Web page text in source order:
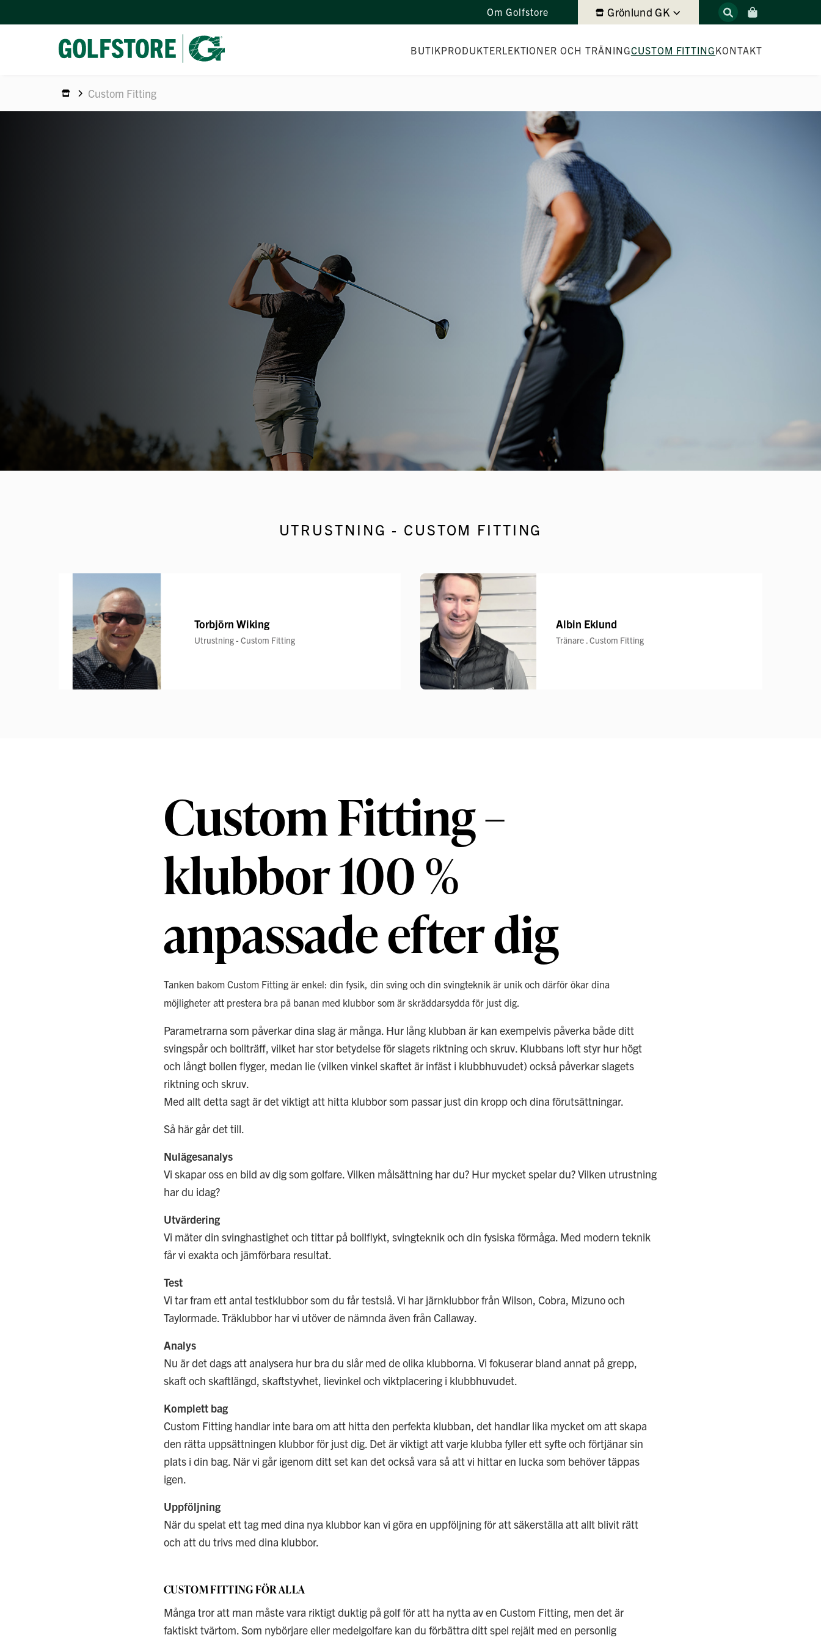
Om Golfstore Grönlund GK
BUTIKPRODUKTERLEKTIONER OCH TRÄNINGCUSTOM FITTINGKONTAKT
Custom Fitting
UTRUSTNING - CUSTOM FITTING
Torbjörn Wiking
Utrustning - Custom Fitting
Albin Eklund
Tränare . Custom Fitting
Custom Fitting –
klubbor 100 %
anpassade efter dig
Tanken bakom Custom Fitting är enkel: din fysik, din sving och din svingteknik är unik och därför ökar dina
möjligheter att prestera bra på banan med klubbor som är skräddarsydda för just dig.
Parametrarna som påverkar dina slag är många. Hur lång klubban är kan exempelvis påverka både ditt
svingspår och bollträff, vilket har stor betydelse för slagets riktning och skruv. Klubbans loft styr hur högt
och långt bollen flyger, medan lie (vilken vinkel skaftet är infäst i klubbhuvudet) också påverkar slagets
riktning och skruv.
Med allt detta sagt är det viktigt att hitta klubbor som passar just din kropp och dina förutsättningar.
Så här går det till.
Nulägesanalys
Vi skapar oss en bild av dig som golfare. Vilken målsättning har du? Hur mycket spelar du? Vilken utrustning
har du idag?
Utvärdering
Vi mäter din svinghastighet och tittar på bollflykt, svingteknik och din fysiska förmåga. Med modern teknik
får vi exakta och jämförbara resultat.
Test
Vi tar fram ett antal testklubbor som du får testslå. Vi har järnklubbor från Wilson, Cobra, Mizuno och
Taylormade. Träklubbor har vi utöver de nämnda även från Callaway.
Analys
Nu är det dags att analysera hur bra du slår med de olika klubborna. Vi fokuserar bland annat på grepp,
skaft och skaftlängd, skaftstyvhet, lievinkel och viktplacering i klubbhuvudet.
Komplett bag
Custom Fitting handlar inte bara om att hitta den perfekta klubban, det handlar lika mycket om att skapa
den rätta uppsättningen klubbor för just dig. Det är viktigt att varje klubba fyller ett syfte och förtjänar sin
plats i din bag. När vi går igenom ditt set kan det också vara så att vi hittar en lucka som behöver täppas
igen.
Uppföljning
När du spelat ett tag med dina nya klubbor kan vi göra en uppföljning för att säkerställa att allt blivit rätt
och att du trivs med dina klubbor.
CUSTOM FITTING FÖR ALLA
Många tror att man måste vara riktigt duktig på golf för att ha nytta av en Custom Fitting, men det är
faktiskt tvärtom. Som nybörjare eller medelgolfare kan du förbättra ditt spel rejält med en personlig